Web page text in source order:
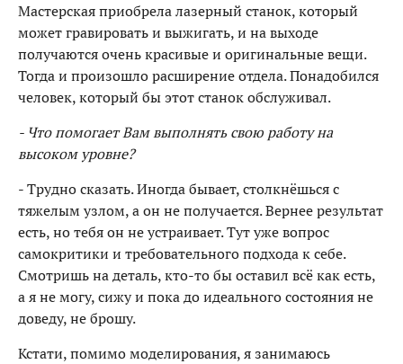
Мастерская приобрела лазерный станок, который
может гравировать и выжигать, и на выходе
получаются очень красивые и оригинальные вещи.
Тогда и произошло расширение отдела. Понадобился
человек, который бы этот станок обслуживал.
- Что помогает Вам выполнять свою работу на
высоком уровне?
- Трудно сказать. Иногда бывает, столкнёшься с
тяжелым узлом, а он не получается. Вернее результат
есть, но тебя он не устраивает. Тут уже вопрос
самокритики и требовательного подхода к себе.
Смотришь на деталь, кто-то бы оставил всё как есть,
а я не могу, сижу и пока до идеального состояния не
доведу, не брошу.
Кстати, помимо моделирования, я занимаюсь